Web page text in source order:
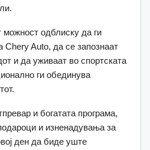
можност одблиску да ги
Chery Auto, да се запознаат
и да уживаат во спортската
ги обединува
и богатата програма,
и изненадувања за
ден да биде уште